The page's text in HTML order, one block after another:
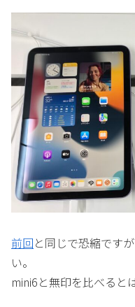
前回と同じで恐縮です
い。
mini6と無印を比べると